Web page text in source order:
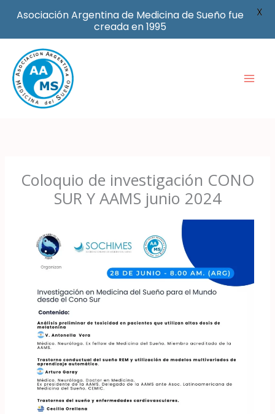
contenido
Coloquio de investigación CONO
SUR Y AAMS junio 2024
Asociación Argentina de Medicina de Sueño fue
creada en 1995
X